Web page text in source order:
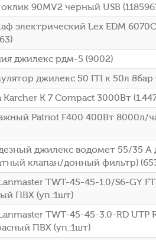
90MV2 черный USB
электрический Lex EDM
джилекс рдм-5 (9002)
джилекс 50 ГП к 50л 8бар
K 7 Compact 3000Вт
Patriot F400 400Вт 8000л/
джилекс водомет 55/35 А
клапан/донный фильтр)
TWT-45-45-1.0/S6-GY
ПВХ (уп.:1шт)
TWT-45-45-3.0-RD UTP
ПВХ (уп.:1шт)